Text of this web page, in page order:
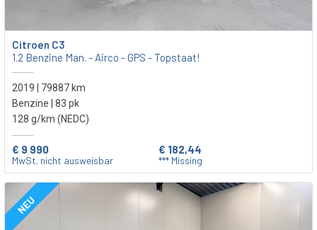
Citroen C3
1.2 Benzine Man. - Airco - GPS - Topstaat!
2019 | 79887 km
Benzine | 83 pk
128 g/km (NEDC)
€ 9 990
MwSt. nicht ausweisbar
€ 182,44
*** Missing
NEU